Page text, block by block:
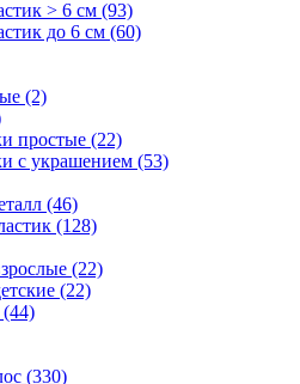
> 6 см (93)
до 6 см (60)
(2)
простые (22)
с украшением (53)
(46)
(128)
(22)
(22)
(330)